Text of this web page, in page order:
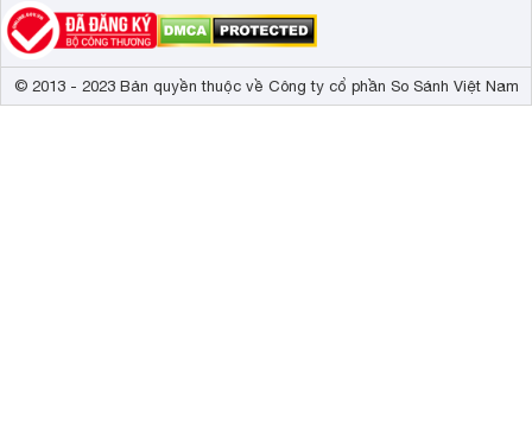
© 2013 - 2023 Bản quyền thuộc về Công ty cổ phần So Sánh Việt Nam